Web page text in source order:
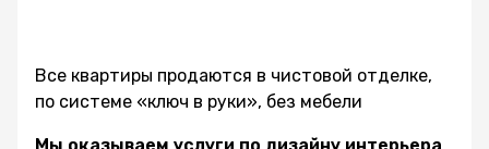
Все квартиры продаются в чистовой отделке,
по системе «ключ в руки», без мебели